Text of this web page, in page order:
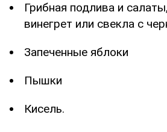
Грибная подлива и
винегрет или свекла с
Запеченные яблоки
Пышки
Кисель.